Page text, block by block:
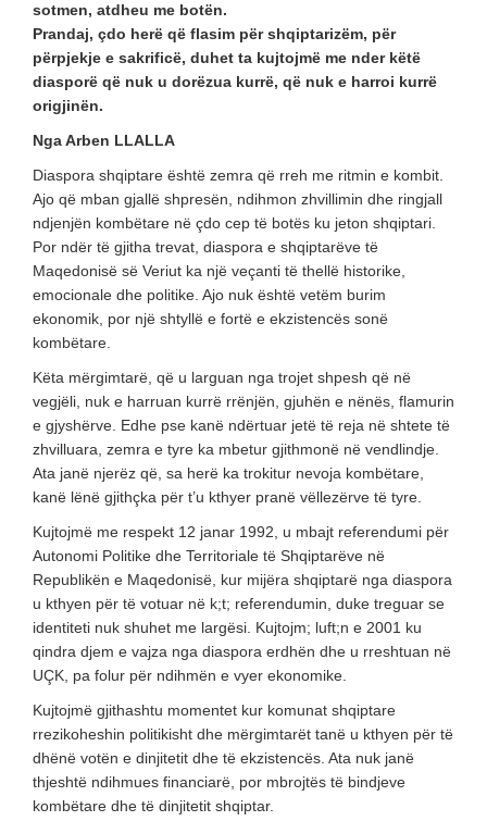
sotmen, atdheu me botën.
Prandaj, çdo herë që flasim për shqiptarizëm, për
përpjekje e sakrificë, duhet ta kujtojmë me nder këtë
diasporë që nuk u dorëzua kurrë, që nuk e harroi kurrë
origjinën.
Nga Arben LLALLA
Diaspora shqiptare është zemra që rreh me ritmin e kombit.
Ajo që mban gjallë shpresën, ndihmon zhvillimin dhe ringjall
ndjenjën kombëtare në çdo cep të botës ku jeton shqiptari.
Por ndër të gjitha trevat, diaspora e shqiptarëve të
Maqedonisë së Veriut ka një veçanti të thellë historike,
emocionale dhe politike. Ajo nuk është vetëm burim
ekonomik, por një shtyllë e fortë e ekzistencës sonë
kombëtare.
Këta mërgimtarë, që u larguan nga trojet shpesh që në
vegjëli, nuk e harruan kurrë rrënjën, gjuhën e nënës, flamurin
e gjyshërve. Edhe pse kanë ndërtuar jetë të reja në shtete të
zhvilluara, zemra e tyre ka mbetur gjithmonë në vendlindje.
Ata janë njerëz që, sa herë ka trokitur nevoja kombëtare,
kanë lënë gjithçka për t’u kthyer pranë vëllezërve të tyre.
Kujtojmë me respekt 12 janar 1992, u mbajt referendumi për
Autonomi Politike dhe Territoriale të Shqiptarëve në
Republikën e Maqedonisë, kur mijëra shqiptarë nga diaspora
u kthyen për të votuar në k;t; referendumin, duke treguar se
identiteti nuk shuhet me largësi. Kujtojm; luft;n e 2001 ku
qindra djem e vajza nga diaspora erdhën dhe u rreshtuan në
UÇK, pa folur për ndihmën e vyer ekonomike.
Kujtojmë gjithashtu momentet kur komunat shqiptare
rrezikoheshin politikisht dhe mërgimtarët tanë u kthyen për të
dhënë votën e dinjitetit dhe të ekzistencës. Ata nuk janë
thjeshtë ndihmues financiarë, por mbrojtës të bindjeve
kombëtare dhe të dinjitetit shqiptar.